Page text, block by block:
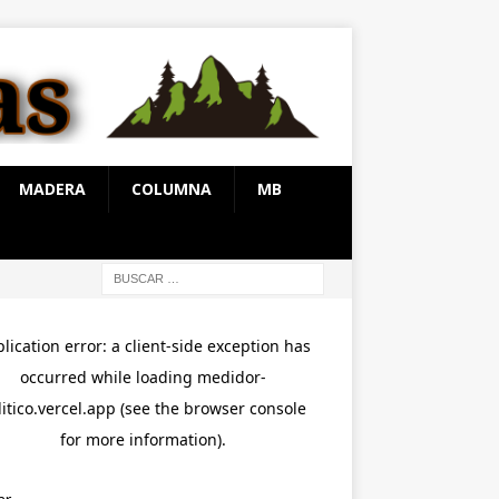
MADERA COLUMNA MB